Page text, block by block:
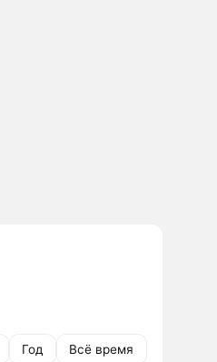
Год Всё время